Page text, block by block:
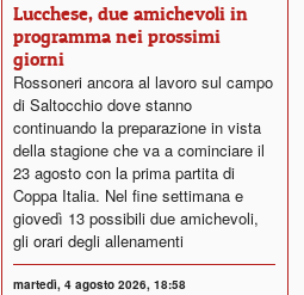
Lucchese, due amichevoli in
programma nei prossimi
giorni
Rossoneri ancora al lavoro sul campo
di Saltocchio dove stanno
continuando la preparazione in vista
della stagione che va a cominciare il
23 agosto con la prima partita di
Coppa Italia. Nel fine settimana e
giovedì 13 possibili due amichevoli,
gli orari degli allenamenti
martedì, 4 agosto 2026, 18:58